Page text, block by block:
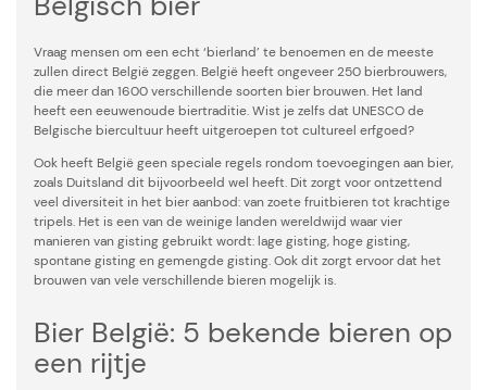
Vraag mensen om een echt ‘bierland’ te benoemen en de meeste
zullen direct België zeggen. België heeft ongeveer 250 bierbrouwers,
die meer dan 1600 verschillende soorten bier brouwen. Het land
heeft een eeuwenoude biertraditie. Wist je zelfs dat UNESCO de
Belgische biercultuur heeft uitgeroepen tot cultureel erfgoed?
Ook heeft België geen speciale regels rondom toevoegingen aan bier,
zoals Duitsland dit bijvoorbeeld wel heeft. Dit zorgt voor ontzettend
veel diversiteit in het bier aanbod: van zoete fruitbieren tot krachtige
tripels. Het is een van de weinige landen wereldwijd waar vier
manieren van gisting gebruikt wordt: lage gisting, hoge gisting,
spontane gisting en gemengde gisting. Ook dit zorgt ervoor dat het
brouwen van vele verschillende bieren mogelijk is.
Bier België: 5 bekende bieren op
een rijtje